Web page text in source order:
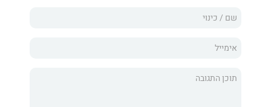
חברו הטוב – היורשת המפונקת שהוא בז לה. כדי לשמור על המורשת
נישואין מזהב!